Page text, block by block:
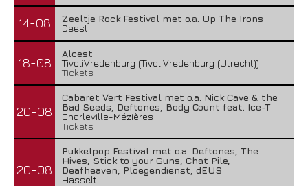
14-08
Zeeltje Rock Festival met o.a. Up The Irons
Deest
18-08
Alcest
TivoliVredenburg (TivoliVredenburg (Utrecht))
Tickets
20-08
Cabaret Vert Festival met o.a. Nick Cave & the
Bad Seeds, Deftones, Body Count feat. Ice-T
Charleville-Mézières
Tickets
20-08
Pukkelpop Festival met o.a. Deftones, The
Hives, Stick to your Guns, Chat Pile,
Deafheaven, Ploegendienst, dEUS
Hasselt